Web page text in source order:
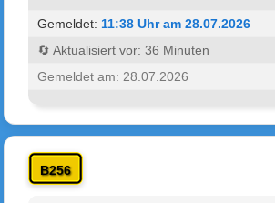
Gemeldet: 11:38 Uhr am 28.07.2026
🔄 Aktualisiert vor: 36 Minuten
Gemeldet am: 28.07.2026
B256